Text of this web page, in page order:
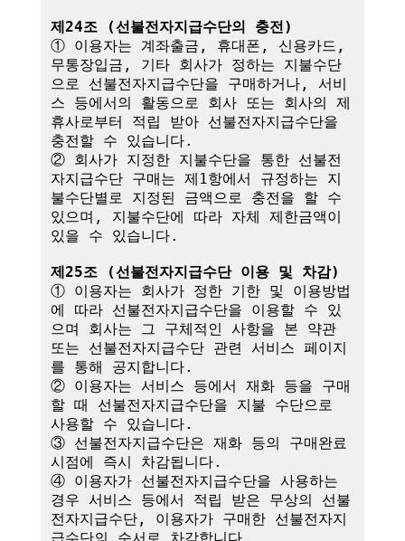
제24조 (선불전자지급수단의 충전)
① 이용자는 계좌출금, 휴대폰, 신용카드,
무통장입금, 기타 회사가 정하는 지불수단
으로 선불전자지급수단을 구매하거나, 서비
스 등에서의 활동으로 회사 또는 회사의 제
휴사로부터 적립 받아 선불전자지급수단을
충전할 수 있습니다.
② 회사가 지정한 지불수단을 통한 선불전
자지급수단 구매는 제1항에서 규정하는 지
불수단별로 지정된 금액으로 충전을 할 수
있으며, 지불수단에 따라 자체 제한금액이
있을 수 있습니다.
제25조 (선불전자지급수단 이용 및 차감)
① 이용자는 회사가 정한 기한 및 이용방법
에 따라 선불전자지급수단을 이용할 수 있
으며 회사는 그 구체적인 사항을 본 약관
또는 선불전자지급수단 관련 서비스 페이지
를 통해 공지합니다.
② 이용자는 서비스 등에서 재화 등을 구매
할 때 선불전자지급수단을 지불 수단으로
사용할 수 있습니다.
③ 선불전자지급수단은 재화 등의 구매완료
시점에 즉시 차감됩니다.
④ 이용자가 선불전자지급수단을 사용하는
경우 서비스 등에서 적립 받은 무상의 선불
전자지급수단, 이용자가 구매한 선불전자지